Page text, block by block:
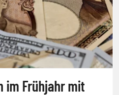
im Frühjahr mit